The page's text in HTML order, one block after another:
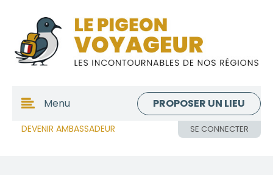
DEVENIR AMBASSADEUR SE CONNECTER
Menu PROPOSER UN LIEU